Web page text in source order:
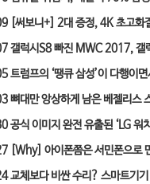
[써보니+] 2대 증정, 4K 초고화
갤럭시S8 빠진 MWC 2017, 갤
트럼프의 ‘땡큐 삼성’이 다행이
뼈대만 앙상하게 남은 베젤리스
공식 이미지 완전 유출된 ‘LG 워
[Why] 아이폰쯤은 서민폰으로
교체보다 비싼 수리? 스마트기